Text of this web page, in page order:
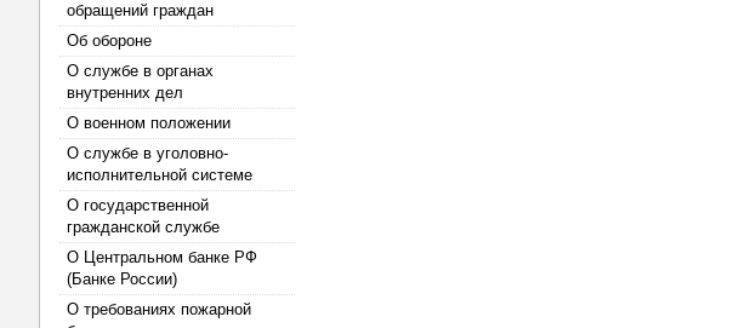
обращений граждан
Об обороне
О службе в органах
внутренних дел
О военном положении
О службе в уголовно-
исполнительной системе
О государственной
гражданской службе
О Центральном банке РФ
(Банке России)
О требованиях пожарной